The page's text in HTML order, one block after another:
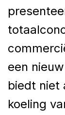
een
biedt niet
koeling